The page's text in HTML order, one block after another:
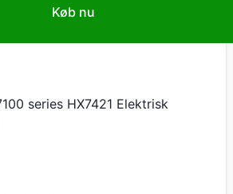
Køb nu
series HX7421 Elektrisk